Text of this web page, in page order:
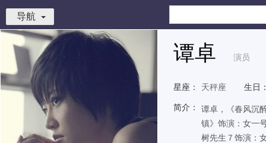
导航
谭卓 演员
星座： 天秤座 生日
简介：
谭卓，《春风沉
镇》饰演：女一
树先生７饰演：